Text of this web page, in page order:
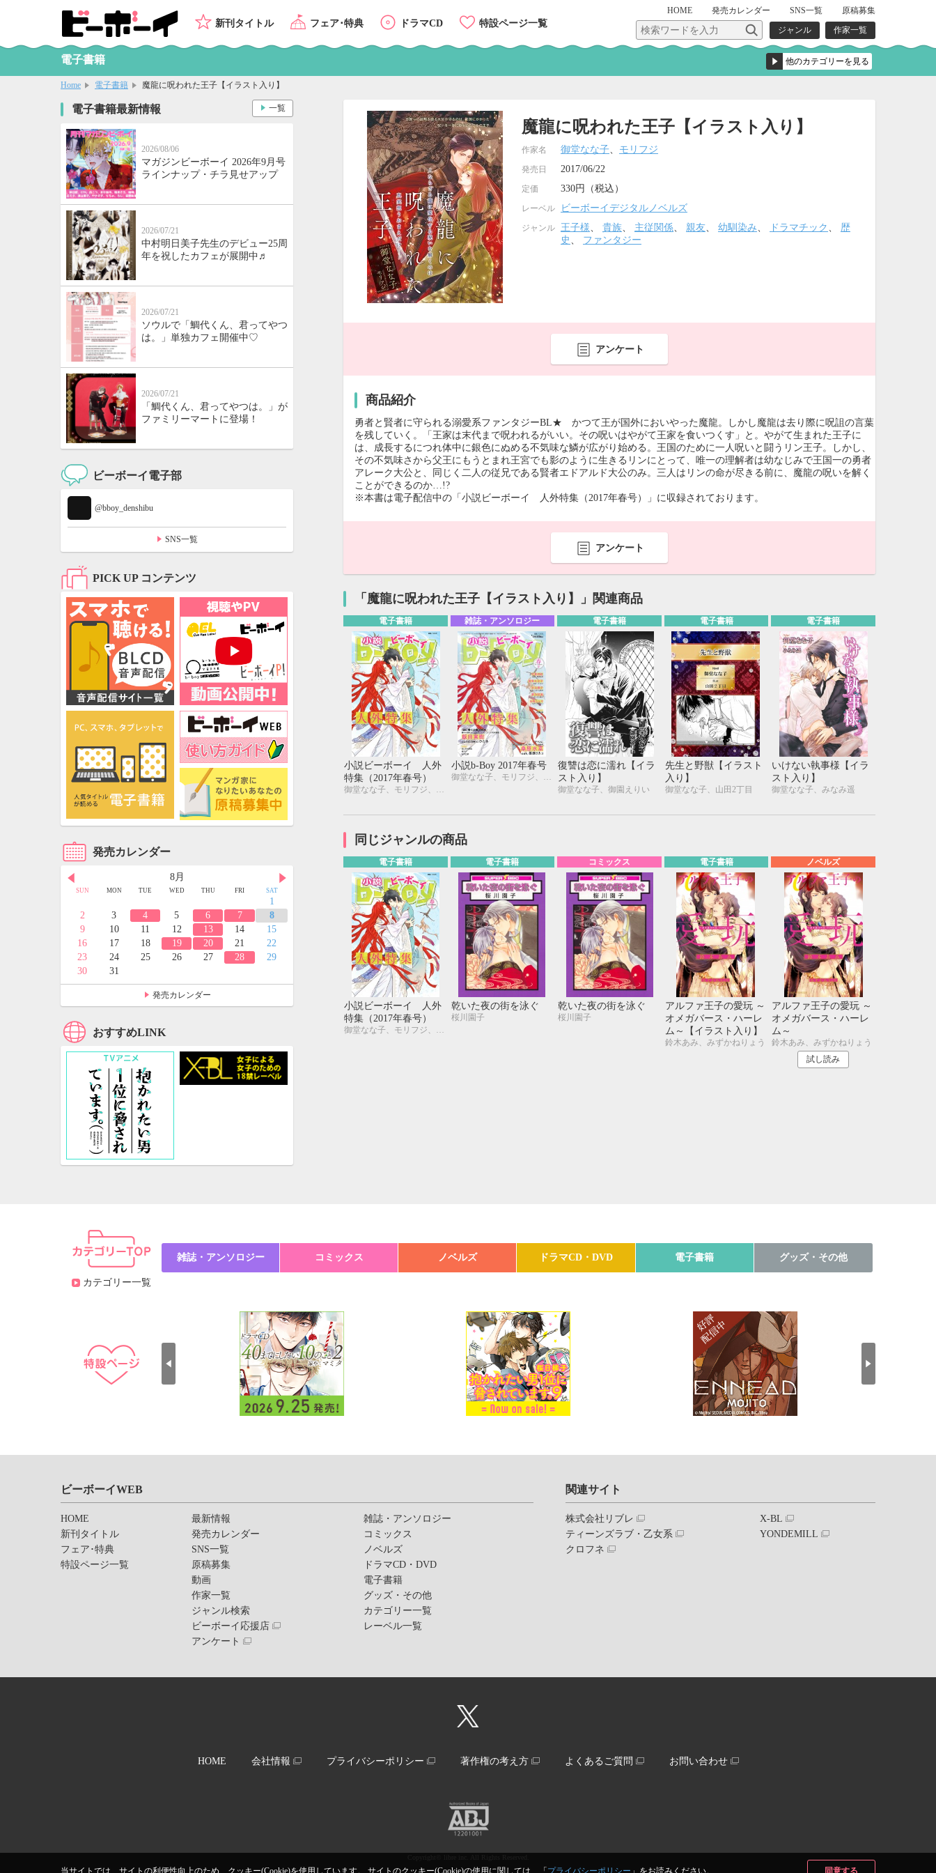
当サイトでは、サイトの利便性向上のため、クッキー(Cookie)を使用しています。 サイトのクッキー(Cookie)の使用に関しては、「 プライバシーポリシー 」をお読みください。 同意する
HOME 発売カレンダー SNS一覧
原稿募集
ジャンル
作家一覧
新刊タイトル フェア･特典 ドラマCD 特設ページ一覧
電子書籍
Home 電子書籍 魔龍に呪われた王子【イラスト入り】
魔龍に呪われた王子【イラスト入り】
作家名 御堂なな子、 モリフジ
発売日 2017/06/22
定価 330円（税込）
レーベル ビーボーイデジタルノベルズ
ジャンル 王子様、 貴族、 主従関係、 親友、 幼馴染み、 ドラマチック 、 歴
史 、 ファンタジー
アンケート
商品紹介
勇者と賢者に守られる溺愛系ファンタジーBL★ かつて王が国外においやった魔龍。しかし魔龍は去り際に呪詛の言葉
を残していく。「王家は末代まで呪われるがいい。その呪いはやがて王家を食いつくす」と。やがて生まれた王子に
は、成長するにつれ体中に銀色にぬめる不気味な鱗が広がり始める。王国のために一人呪いと闘うリン王子。しかし、
その不気味さから父王にもうとまれ王宮でも影のように生きるリンにとって、唯一の理解者は幼なじみで王国一の勇者
アレーク大公と、同じく二人の従兄である賢者エドアルド大公のみ。三人はリンの命が尽きる前に、魔龍の呪いを解く
ことができるのか…!?
※本書は電子配信中の「小説ビーボーイ 人外特集（2017年春号）」に収録されております。
アンケート
「魔龍に呪われた王子【イラスト入り】」関連商品
電子書籍
小説ビーボーイ 人外
特集（2017年春号）
雑誌・アンソロジー
小説b-Boy 2017年春号
電子書籍
復讐は恋に濡れ【イラ
スト入り】
御堂なな子、御園えりい
電子書籍
先生と野獣【イラスト
入り】
御堂なな子、山田2丁目
電子書籍
いけない執事様【イラ
スト入り】
御堂なな子、みなみ遥
同じジャンルの商品
電子書籍
小説ビーボーイ 人外
特集（2017年春号）
御堂なな子、モリフジ、夢乃咲実、佐々木久美子、飯田実樹、宇喜田紅、周防佑未、水壬楓子、しおべり由生、松梶もとや、加東セツコ、桑原水菜、葛西リカコ、あじみね朔生、永井三郎、林 マキ、ひたき、aso、二駒レイム、福嶋ユッカ、水瀬結月
電子書籍
乾いた夜の街を泳ぐ
桜川園子
コミックス
乾いた夜の街を泳ぐ
桜川園子
電子書籍
アルファ王子の愛玩 ～
オメガバース・ハーレ
ム～【イラスト入り】
鈴木あみ、みずかねりょう
ノベルズ
アルファ王子の愛玩 ～
オメガバース・ハーレ
ム～
鈴木あみ、みずかねりょう
試し読み
電子書籍最新情報
2026/08/06
マガジンビーボーイ 2026年9月号
ラインナップ・チラ見せアップ
2026/07/21
中村明日美子先生のデビュー25周
年を祝したカフェが展開中♬
2026/07/21
ソウルで「鯛代くん、君ってやつ
は。」単独カフェ開催中♡
2026/07/21
「鯛代くん、君ってやつは。」が
ファミリーマートに登場！
一覧
ビーボーイ電子部
@bboy_denshibu
SNS一覧
PICK UP コンテンツ
発売カレンダー
8月
SUN MON TUE WED THU FRI SAT
1
2
3 4 5 6 7
8
9
10 11 12 13 14
15
16
17 18 19 20 21
22
23
24 25 26 27 28
29
30
31
9月
TUE WED THU FRI SAT
1 2 4
5
8 9 11
12
15 16 18
19
22 23 24 25
26
29 30
10月
MON TUE WED THU FRI
2
3
5 6 7 9
10
12 13 15 16
17
19 20 22 23
24
26 27 28 30 31
発売カレンダー
おすすめLINK
カテゴリー一覧
雑誌・アンソロジー コミックス ノベルズ ドラマCD・DVD 電子書籍 グッズ・その他
ビーボーイWEB
HOME
新刊タイトル
フェア･特典
特設ページ一覧
最新情報
発売カレンダー
SNS一覧
原稿募集
動画
作家一覧
ジャンル検索
ビーボーイ応援店
アンケート
雑誌・アンソロジー
コミックス
ノベルズ
ドラマCD・DVD
電子書籍
グッズ・その他
カテゴリー一覧
レーベル一覧
関連サイト
株式会社リブレ
ティーンズラブ・乙女系
クロフネ
X-BL
YONDEMILL
HOME 会社情報 プライバシーポリシー 著作権の考え方 よくあるご質問 お問い合わせ